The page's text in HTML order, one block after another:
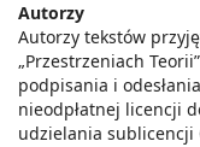
Autorzy
Autorzy tekstów
„Przestrzeniach
podpisania i
nieodpłatnej licencji
udzielania sublicencji